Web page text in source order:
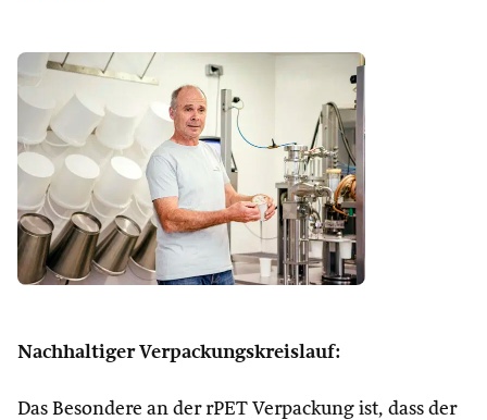
Nachhaltiger Verpackungskreislauf:
Das Besondere an der rPET Verpackung ist, dass der